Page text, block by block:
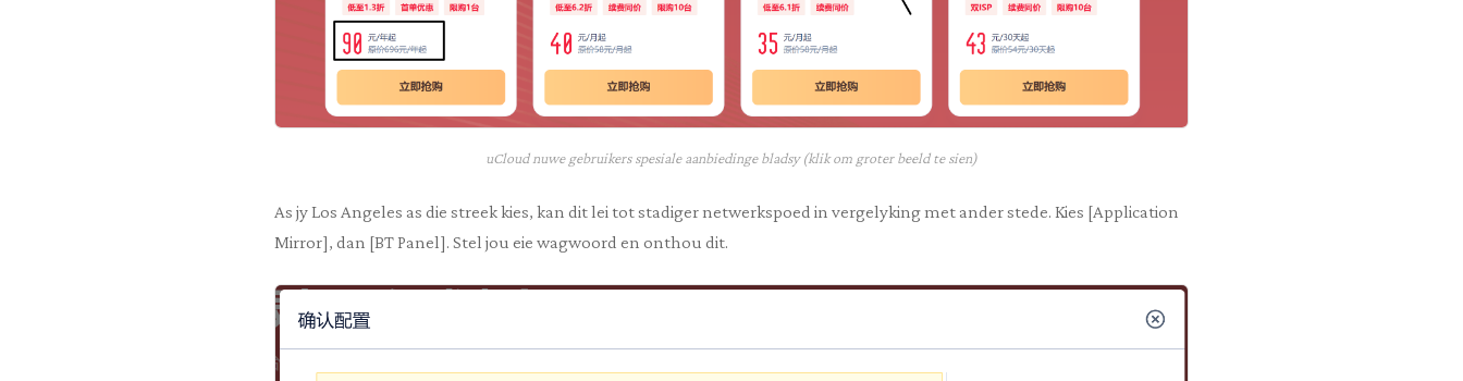
uCloud nuwe gebruikers spesiale aanbiedinge bladsy (klik om groter beeld te sien)
As jy Los Angeles as die streek kies, kan dit lei tot stadiger netwerkspoed in vergelyking met ander stede. Kies [Application
Mirror], dan [BT Panel]. Stel jou eie wagwoord en onthou dit.